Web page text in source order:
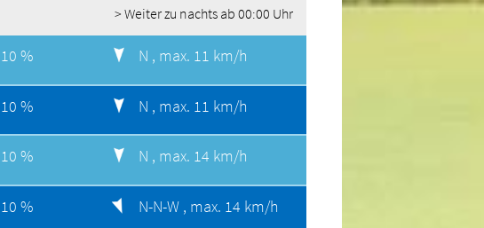
> Weiter zu nachts ab 00:00 Uhr
10 % N , max. 11 km/h
10 % N , max. 11 km/h
10 % N , max. 14 km/h
10 % N-N-W , max. 14 km/h